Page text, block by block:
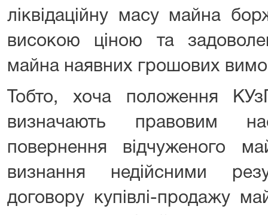
ліквідаційну масу майна
високою ціною та
майна наявних грошових
Тобто, хоча положення
визначають правовим
повернення відчуженого
визнання недійсними
договору купівлі-продажу